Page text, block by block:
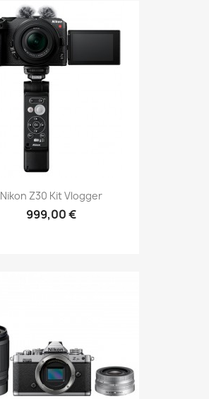
Nikon Z30 Kit Vlogger
999,00 €